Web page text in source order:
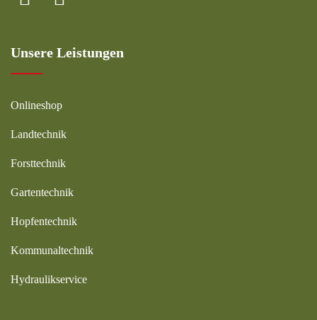
Unsere Leistungen
Onlineshop
Landtechnik
Forsttechnik
Gartentechnik
Hopfentechnik
Kommunaltechnik
Hydraulikservice